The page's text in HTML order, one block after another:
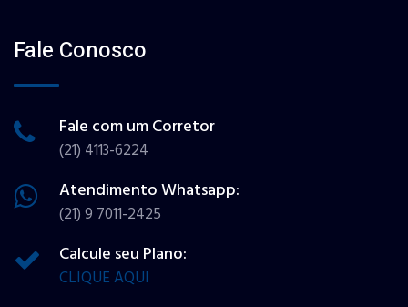
Fale Conosco
Fale com um Corretor
(21) 4113-6224
Atendimento Whatsapp:
(21) 9 7011-2425
Calcule seu Plano:
CLIQUE AQUI